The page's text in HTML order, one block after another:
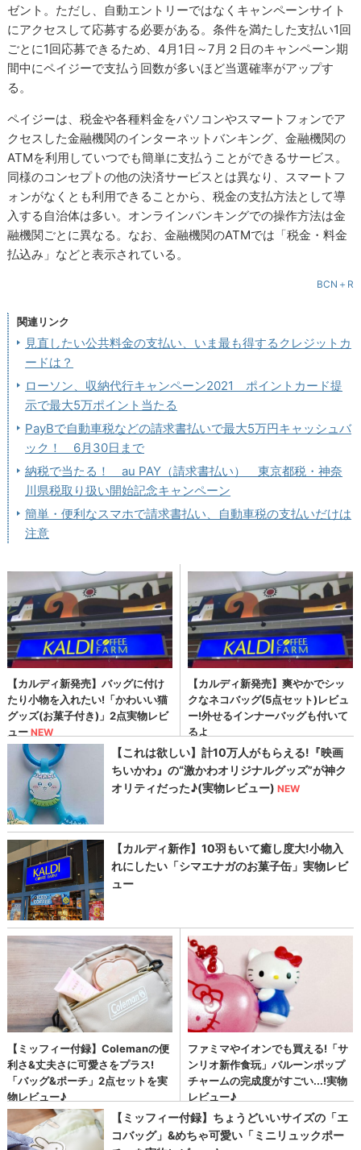
ゼント。ただし、自動エントリーではなくキャンペーンサイト
にアクセスして応募する必要がある。条件を満たした支払い1回
ごとに1回応募できるため、4月1日～7月２日のキャンペーン期
間中にペイジーで支払う回数が多いほど当選確率がアップす
る。
ペイジーは、税金や各種料金をパソコンやスマートフォンでア
クセスした金融機関のインターネットバンキング、金融機関の
ATMを利用していつでも簡単に支払うことができるサービス。
同様のコンセプトの他の決済サービスとは異なり、スマートフ
ォンがなくとも利用できることから、税金の支払方法として導
入する自治体は多い。オンラインバンキングでの操作方法は金
融機関ごとに異なる。なお、金融機関のATMでは「税金・料金
払込み」などと表示されている。
BCN＋R
関連リンク
見直したい公共料金の支払い、いま最も得するクレジットカ
ードは？
ローソン、収納代行キャンペーン2021 ポイントカード提
示で最大5万ポイント当たる
PayBで自動車税などの請求書払いで最大5万円キャッシュバ
ック！ 6月30日まで
納税で当たる！ au PAY（請求書払い） 東京都税・神奈
川県税取り扱い開始記念キャンペーン
簡単・便利なスマホで請求書払い、自動車税の支払いだけは
注意